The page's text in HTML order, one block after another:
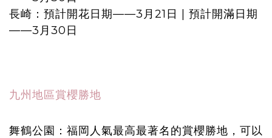
長崎：預計開花日期——3月21日 | 預計開滿日期
——3月30日
九州地區賞櫻勝地
舞鶴公園：福岡人氣最高最著名的賞櫻勝地，可以